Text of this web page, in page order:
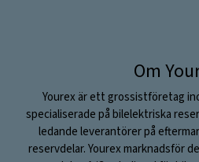
Om
Yourex är ett grossistföretag
specialiserade på bilelektriska
ledande leverantörer på
reservdelar. Yourex marknadsför